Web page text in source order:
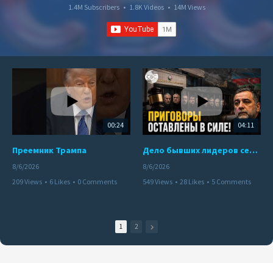
1.4M Subscribers • 1.8K Videos • 14M Views
00:24
Преемник Трампа
8/6/2026
209 Views • 6 Likes • 0 Comments
04:11
Дело бывших лидеров сепаратистского режима в Карабахе
8/6/2026
549 Views • 28 Likes • 5 Comments
1 2